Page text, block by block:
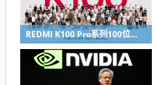
REDMI K100 Pro系列100位工程师代表亮相：设计、工程K90原班人马操刀